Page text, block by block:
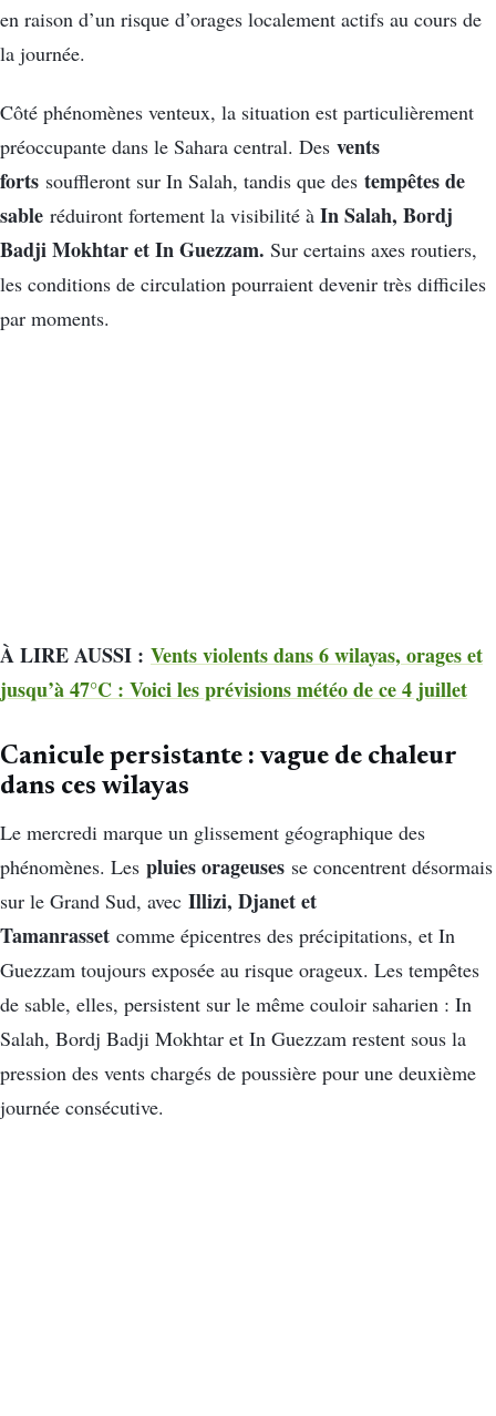
en raison d’un risque d’orages localement actifs au cours de
la journée.
Côté phénomènes venteux, la situation est particulièrement
préoccupante dans le Sahara central. Des vents
forts souffleront sur In Salah, tandis que des tempêtes de
sable réduiront fortement la visibilité à In Salah, Bordj
Badji Mokhtar et In Guezzam. Sur certains axes routiers,
les conditions de circulation pourraient devenir très difficiles
par moments.
À LIRE AUSSI : Vents violents dans 6 wilayas, orages et
jusqu’à 47°C : Voici les prévisions météo de ce 4 juillet
Canicule persistante : vague de chaleur
dans ces wilayas
Le mercredi marque un glissement géographique des
phénomènes. Les pluies orageuses se concentrent désormais
sur le Grand Sud, avec Illizi, Djanet et
Tamanrasset comme épicentres des précipitations, et In
Guezzam toujours exposée au risque orageux. Les tempêtes
de sable, elles, persistent sur le même couloir saharien : In
Salah, Bordj Badji Mokhtar et In Guezzam restent sous la
pression des vents chargés de poussière pour une deuxième
journée consécutive.